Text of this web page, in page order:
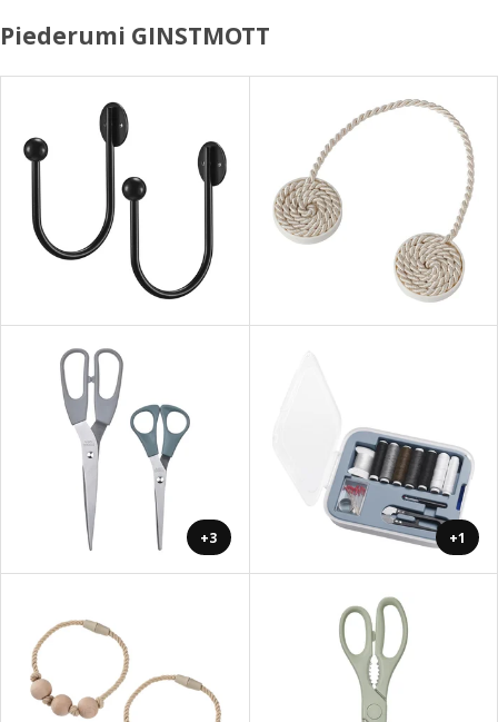
Piederumi GINSTMOTT
+3 +1